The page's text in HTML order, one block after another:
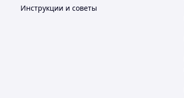
Инструкции и советы